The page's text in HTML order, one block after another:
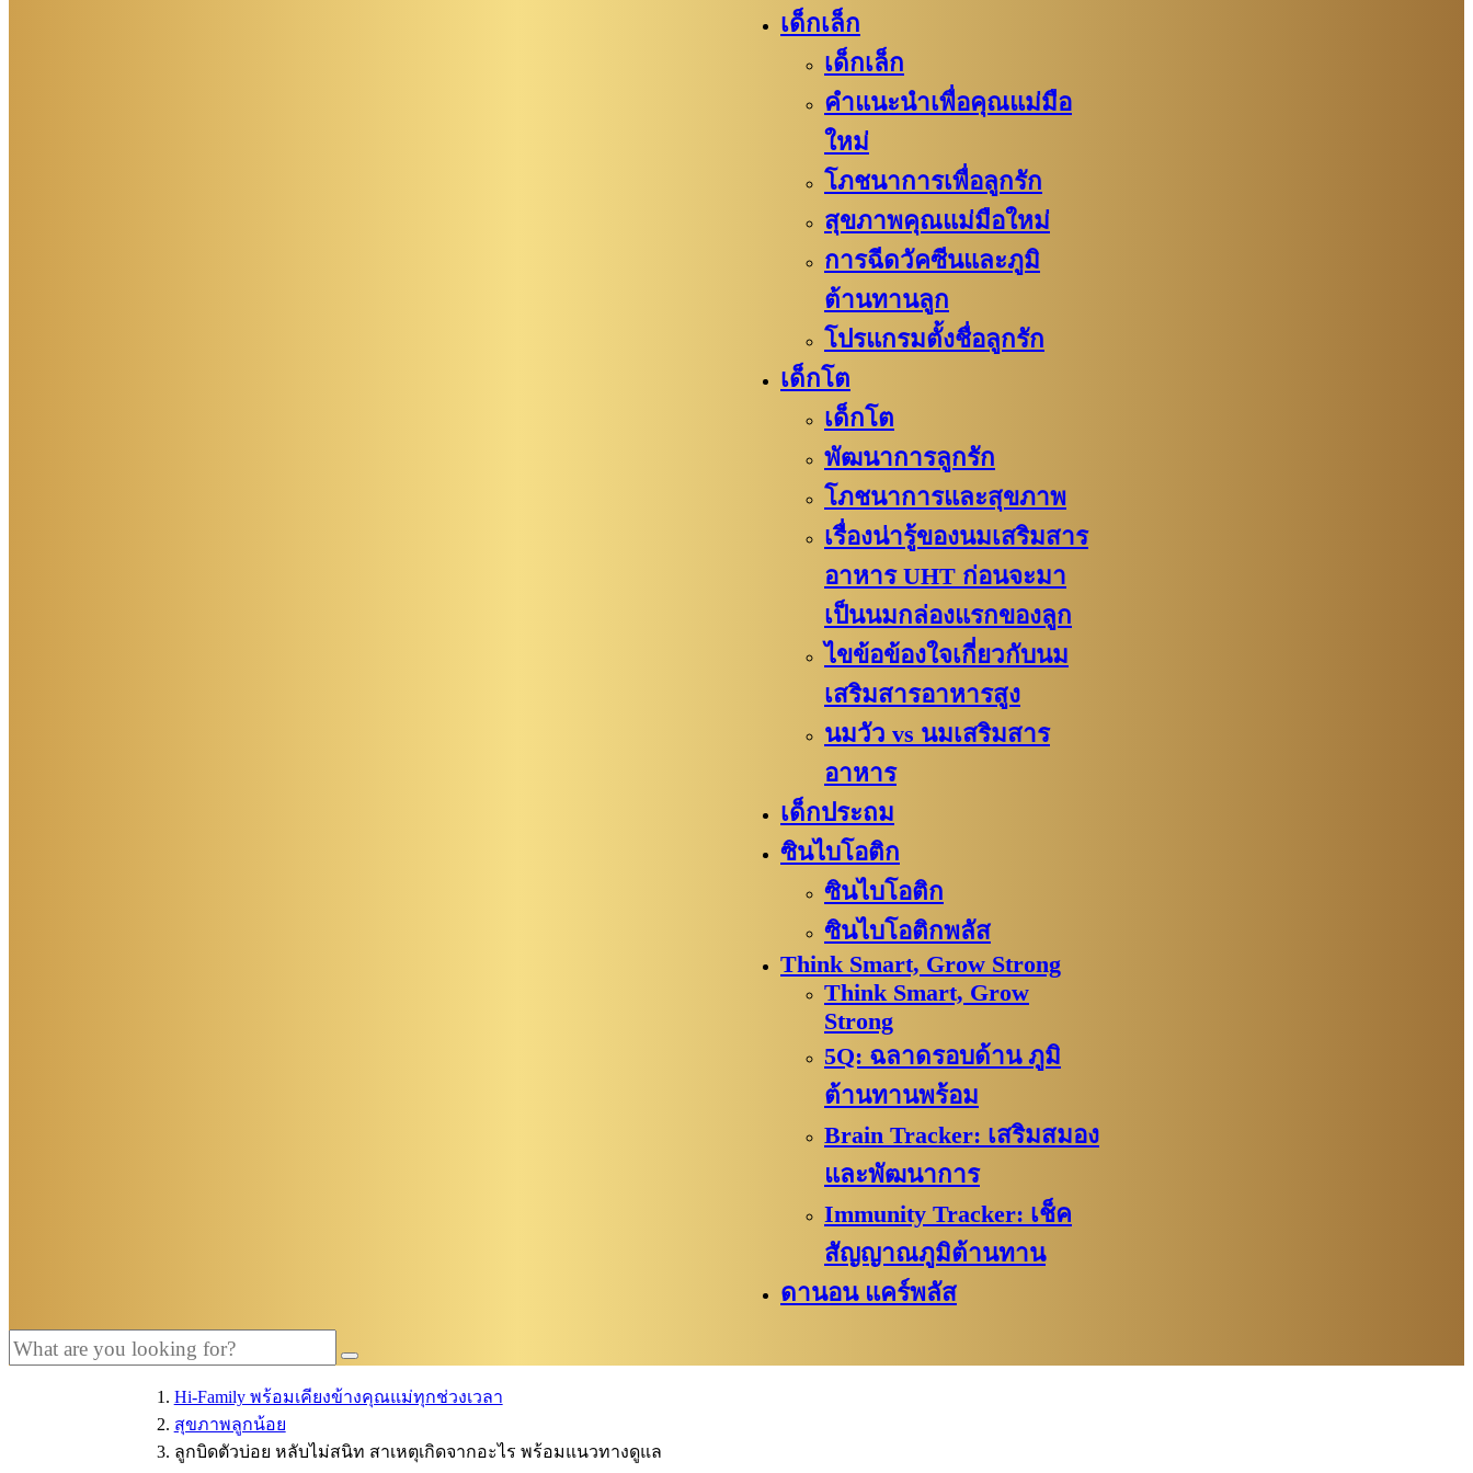
เด็กเล็ก
เด็กเล็ก
คำแนะนำเพื่อคุณแม่มือ
ใหม่
โภชนาการเพื่อลูกรัก
สุขภาพคุณแม่มือใหม่
การฉีดวัคซีนและภูมิ
ต้านทานลูก
โปรแกรมตั้งชื่อลูกรัก
เด็กโต
เด็กโต
พัฒนาการลูกรัก
โภชนาการและสุขภาพ
เรื่องน่ารู้ของนมเสริมสาร
อาหาร UHT ก่อนจะมา
เป็นนมกล่องแรกของลูก
ไขข้อข้องใจเกี่ยวกับนม
เสริมสารอาหารสูง
นมวัว vs นมเสริมสาร
อาหาร
เด็กประถม
ซินไบโอติก
ซินไบโอติก
ซินไบโอติกพลัส
Think Smart, Grow Strong
Think Smart, Grow
Strong
5Q: ฉลาดรอบด้าน ภูมิ
ต้านทานพร้อม
Brain Tracker: เสริมสมอง
และพัฒนาการ
Immunity Tracker: เช็ค
สัญญาณภูมิต้านทาน
ดานอน แคร์พลัส
Hi-Family พร้อมเคียงข้างคุณแม่ทุกช่วงเวลา
สุขภาพลูกน้อย
ลูกบิดตัวบ่อย หลับไม่สนิท สาเหตุเกิดจากอะไร พร้อมแนวทางดูแล